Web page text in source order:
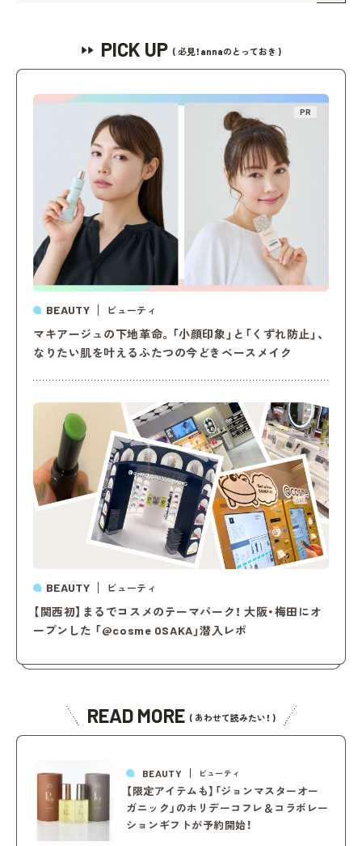
PICK UP ( 必見！annaのとっておき )
PR
BEAUTY ビューティ
マキアージュの下地革命。「小顔印象」と「くずれ防止」、
なりたい肌を叶えるふたつの今どきベースメイク
BEAUTY ビューティ
【関西初】まるでコスメのテーマパーク！ 大阪・梅田にオ
ープンした 「@cosme OSAKA」潜入レポ
READ MORE ( あわせて読みたい！ )
BEAUTY ビューティ
【限定アイテムも】「ジョンマスターオー
ガニック」のホリデーコフレ＆コラボレー
ションギフトが予約開始！